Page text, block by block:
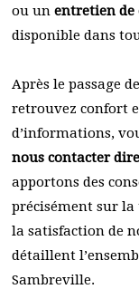
ou un entretien de
disponible dans
Après le passage
retrouvez confort
d’informations,
nous contacter
apportons des
précisément sur
la satisfaction de
détaillent
Sambreville.